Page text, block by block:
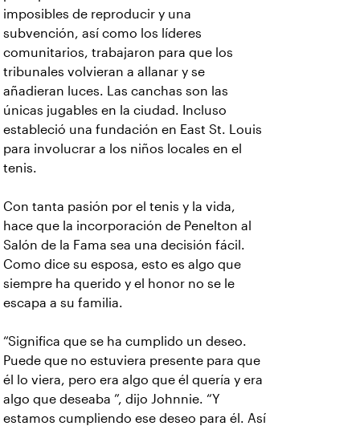
imposibles de reproducir y una
subvención, así como los líderes
comunitarios, trabajaron para que los
tribunales volvieran a allanar y se
añadieran luces. Las canchas son las
únicas jugables en la ciudad. Incluso
estableció una fundación en East St. Louis
para involucrar a los niños locales en el
tenis.
Con tanta pasión por el tenis y la vida,
hace que la incorporación de Penelton al
Salón de la Fama sea una decisión fácil.
Como dice su esposa, esto es algo que
siempre ha querido y el honor no se le
escapa a su familia.
“Significa que se ha cumplido un deseo.
Puede que no estuviera presente para que
él lo viera, pero era algo que él quería y era
algo que deseaba ”, dijo Johnnie. “Y
estamos cumpliendo ese deseo para él. Así